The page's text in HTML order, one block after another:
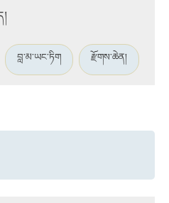
བླ་མ་ཡང་ཏིག རྫོགས་ཆེན།